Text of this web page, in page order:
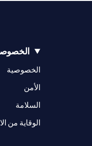
الخصوصية
الأمن
السلامة
الوقاية من